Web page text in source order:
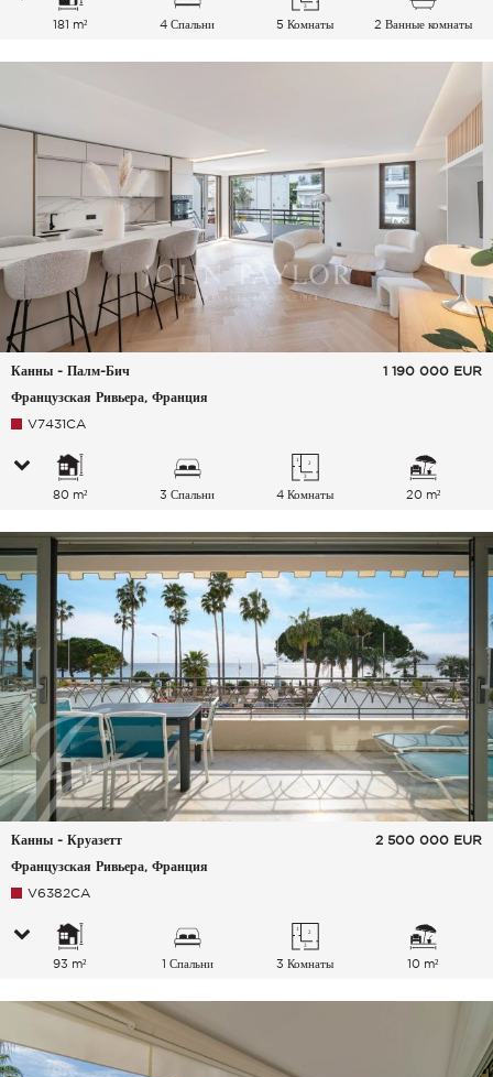
181 m² 4 Спальни 5 Комнаты 2 Ванные комнаты
Канны - Палм-Бич
Французская Ривьера, Франция
1 190 000 EUR
V7431CA
80 m² 3 Спальни 4 Комнаты 20 m²
Канны - Круазетт
Французская Ривьера, Франция
2 500 000 EUR
V6382CA
93 m² 1 Спальни 3 Комнаты 10 m²